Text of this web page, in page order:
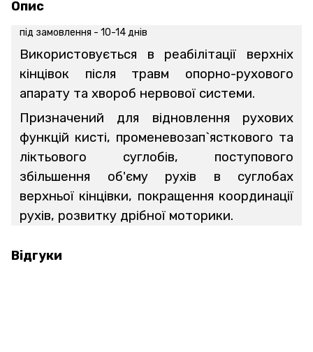
Опис
під замовлення - 10-14 днів
Використовується в реабілітації верхніх
кінцівок після травм опорно-рухового
апарату та хвороб нервової системи.
Призначений для відновлення рухових
функцій кисті, променевозап`ясткового та
ліктьового суглобів, поступового
збільшення об'єму рухів в суглобах
верхньої кінцівки, покращення координації
рухів, розвитку дрібної моторики.
Відгуки